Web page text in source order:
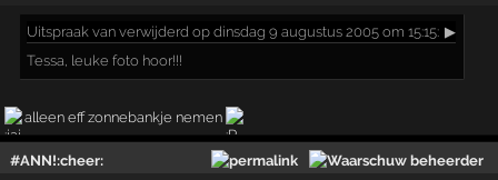
Uitspraak van verwijderd op dinsdag 9 augustus 2005 om 15:15: ▶
Tessa, leuke foto hoor!!!
alleen eff zonnebankje nemen
#ANN!:cheer: